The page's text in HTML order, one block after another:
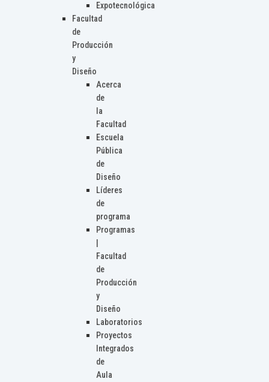
Expotecnológica
Facultad
de
Producción
y
Diseño
Acerca
de
la
Facultad
Escuela
Pública
de
Diseño
Líderes
de
programa
Programas
Facultad
de
Producción
y
Diseño
Laboratorios
Proyectos
Integrados
de
Aula